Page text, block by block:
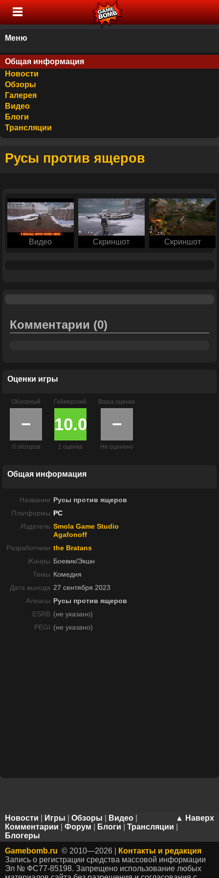
Меню
Общая информация
Новости
Обзоры
Галерея
Видео
Блоги
Трансляции
Русы против ящеров
Видео Скриншот Скриншот
Комментарии (0)
Оценки игры
Обзорный
−
0 обзоров
Геймерский
10.0
1 оценка
Ваша оценка
−
Не оценено
Общая информация
Название Русы против ящеров
Платформы PC
Издатель Smola Game Studio
Agafonoff
Разработчики the Bratans
Жанры Боевик/Экшн
Темы Комедия
Дата выхода 27 сентября 2023
Алиасы Русы против ящеров
ESRB (не указано)
PEGI (не указано)
▲ Наверх
Новости Игры Обзоры Видео
Комментарии
Форум Блоги Трансляции
Блогеры
Gamebomb.ru © 2010—2026 |
Контакты и редакция
Запись о регистрации средства массовой информации
Эл № ФС77-85198. Запрещено использование любых